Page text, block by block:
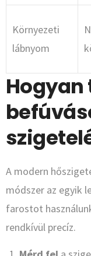
Környezeti
lábnyom
A modern
módszer az egyik
farostot
rendkívül precíz.